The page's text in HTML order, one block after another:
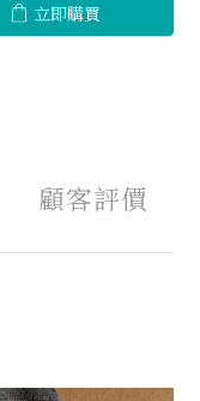
立即購買
顧客評價